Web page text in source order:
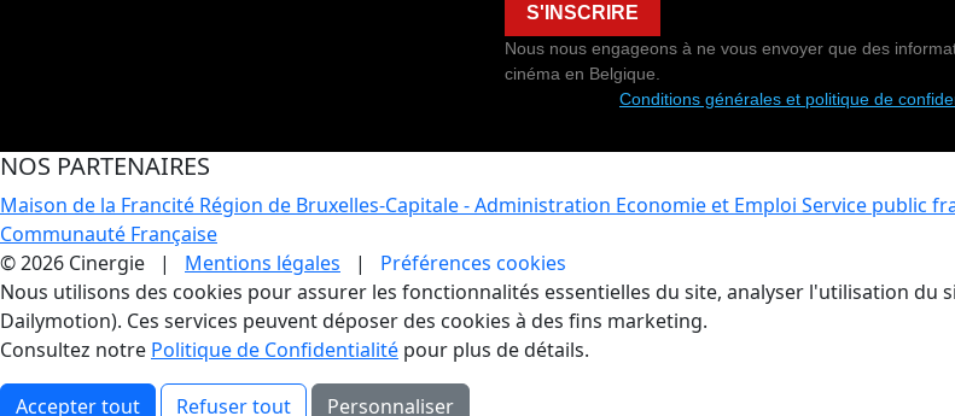
S'INSCRIRE
Nous nous engageons à ne vous envoyer que des
cinéma en Belgique.
Conditions générales et politique de
NOS PARTENAIRES
Maison de la Francité Région de Bruxelles-Capitale - Administration Economie et Emploi Service public
Communauté Française
© 2026 Cinergie | Mentions légales | Préférences cookies
Gestion des Cookies
Nous utilisons des cookies pour assurer les fonctionnalités essentielles du site, analyser l'utilisation du
Dailymotion). Ces services peuvent déposer des cookies à des fins marketing.
Consultez notre Politique de Confidentialité pour plus de détails.
Accepter tout Refuser tout Personnaliser